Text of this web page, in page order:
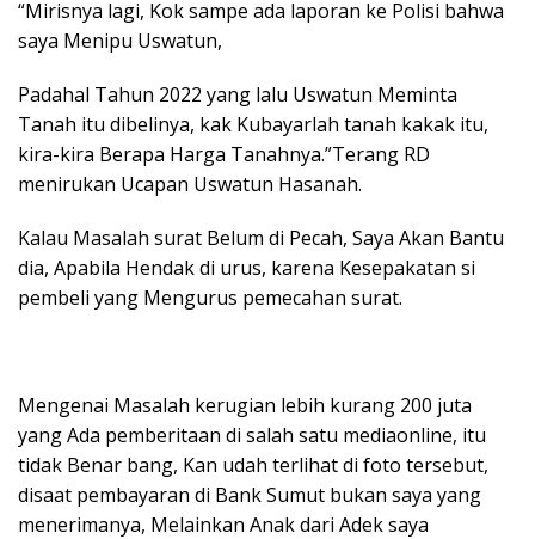
“Mirisnya lagi, Kok sampe ada laporan ke Polisi bahwa
saya Menipu Uswatun,
Padahal Tahun 2022 yang lalu Uswatun Meminta
Tanah itu dibelinya, kak Kubayarlah tanah kakak itu,
kira-kira Berapa Harga Tanahnya.”Terang RD
menirukan Ucapan Uswatun Hasanah.
Kalau Masalah surat Belum di Pecah, Saya Akan Bantu
dia, Apabila Hendak di urus, karena Kesepakatan si
pembeli yang Mengurus pemecahan surat.
Mengenai Masalah kerugian lebih kurang 200 juta
yang Ada pemberitaan di salah satu mediaonline, itu
tidak Benar bang, Kan udah terlihat di foto tersebut,
disaat pembayaran di Bank Sumut bukan saya yang
menerimanya, Melainkan Anak dari Adek saya